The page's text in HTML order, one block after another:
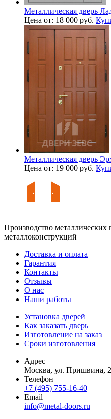
Металлическая дверь
Цена от: 18 000 руб.
Металлическая дверь
Цена от: 19 000 руб.
Производство
металлоконструкций
Доставка и оплата
Гарантия
Контакты
Отзывы
О нас
Наши работы
Установка дверей
Как заказать дверь
Изготовление на заказ
Сроки изготовления
Адрес
Москва, ул. Пришвина,
Телефон
+7 (495) 755-16-40
Email
info@metal-doors.ru